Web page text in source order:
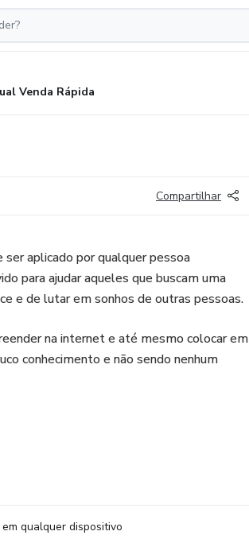
Venda Rápida
Compartilhar
aplicado por qualquer pessoa
para ajudar aqueles que buscam uma
e de lutar em sonhos de outras pessoas.
na internet e até mesmo colocar em
conhecimento e não sendo nenhum
qualquer dispositivo